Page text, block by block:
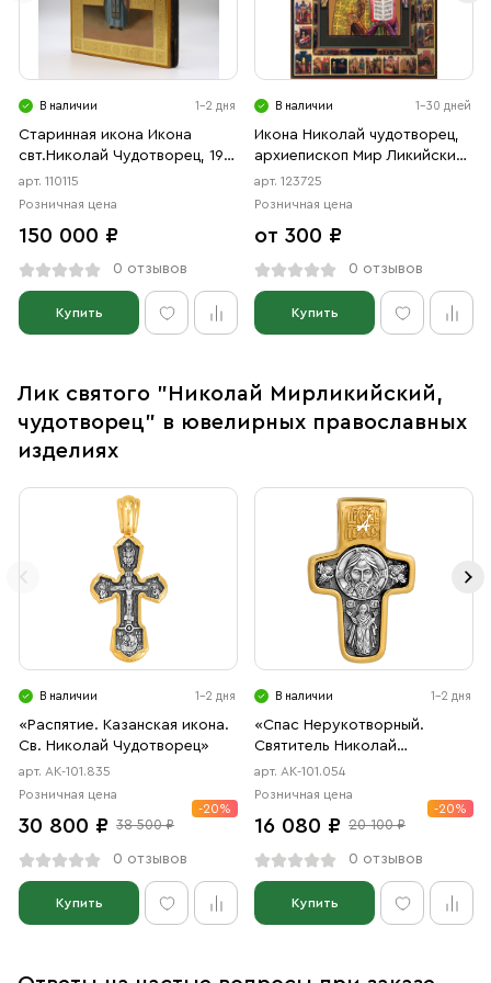
В наличии 1-2 дня
Старинная икона Икона
свт.Николай Чудотворец, 19
век
арт. 110115
Розничная цена
150 000 ₽
0 отзывов
Купить
В наличии 1-30 дней
Икона Николай чудотворец,
архиепископ Мир Ликийских,
святитель (АРТ.00725)
арт. 123725
Розничная цена
от 300 ₽
0 отзывов
Купить
Лик святого "Николай Мирликийский,
чудотворец" в ювелирных православных
изделиях
В наличии 1-2 дня
«Распятие. Казанская икона.
Св. Николай Чудотворец»
арт. АК-101.835
Розничная цена
30 800 ₽ 38 500 ₽
-20%
0 отзывов
Купить
В наличии 1-2 дня
«Спас Нерукотворный.
Святитель Николай
Чудотворец»
арт. АК-101.054
Розничная цена
16 080 ₽ 20 100 ₽
-20%
0 отзывов
Купить